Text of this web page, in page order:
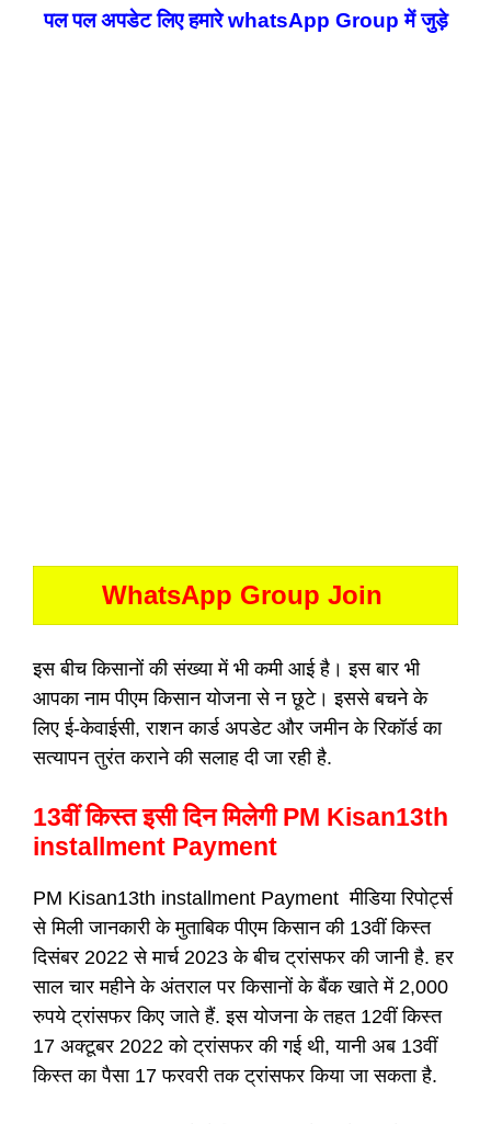
पल पल अपडेट लिए हमारे whatsApp Group में जुड़े
WhatsApp Group Join
इस बीच किसानों की संख्या में भी कमी आई है। इस बार भी
आपका नाम पीएम किसान योजना से न छूटे। इससे बचने के
लिए ई-केवाईसी, राशन कार्ड अपडेट और जमीन के रिकॉर्ड का
सत्यापन तुरंत कराने की सलाह दी जा रही है.
13वीं किस्त इसी दिन मिलेगी PM Kisan13th
installment Payment
PM Kisan13th installment Payment मीडिया रिपोर्ट्स
से मिली जानकारी के मुताबिक पीएम किसान की 13वीं किस्त
दिसंबर 2022 से मार्च 2023 के बीच ट्रांसफर की जानी है. हर
साल चार महीने के अंतराल पर किसानों के बैंक खाते में 2,000
रुपये ट्रांसफर किए जाते हैं. इस योजना के तहत 12वीं किस्त
17 अक्टूबर 2022 को ट्रांसफर की गई थी, यानी अब 13वीं
किस्त का पैसा 17 फरवरी तक ट्रांसफर किया जा सकता है.